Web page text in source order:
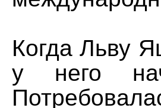
Когда Льву
у него